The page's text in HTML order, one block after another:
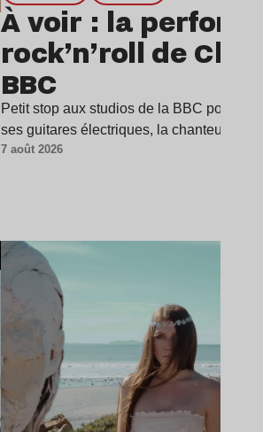
À voir : la
rock’n’roll de
BBC
Petit stop aux studios de la BBC pour
ses guitares électriques, la chanteuse a
7 août 2026